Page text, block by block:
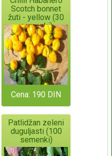
Scotch bonnet
žuti - yellow (30
semenki)
Cena: 190 DIN
Patlidžan zeleni
duguljasti (100
semenki)